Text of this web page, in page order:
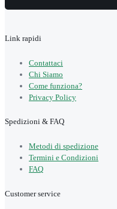
Link rapidi
Contattaci
Chi Siamo
Come funziona?
Privacy Policy
Spedizioni & FAQ
Metodi di spedizione
Termini e Condizioni
FAQ
Customer service